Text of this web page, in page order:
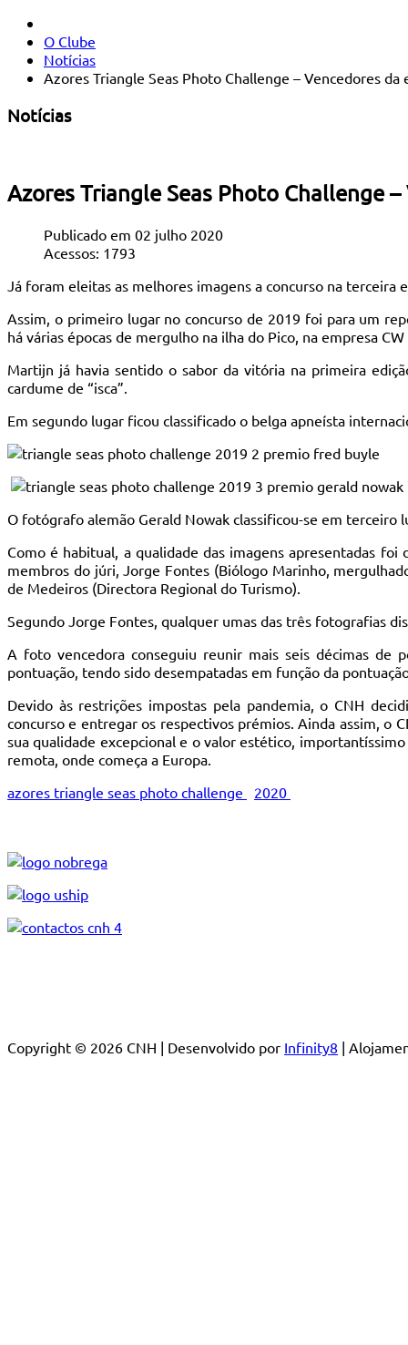
O Clube
Notícias
Azores Triangle Seas Photo Challenge – Vencedores da
Notícias
Azores Triangle Seas Photo Challenge
Publicado em 02 julho 2020
Acessos: 1793
Já foram eleitas as melhores imagens a concurso na terceira
Assim, o primeiro lugar no concurso de 2019 foi para um
há várias épocas de mergulho na ilha do Pico, na empresa
Martijn já havia sentido o sabor da vitória na primeira
cardume de “isca”.
Em segundo lugar ficou classificado o belga apneísta
O fotógrafo alemão Gerald Nowak classificou-se em terceiro
Como é habitual, a qualidade das imagens apresentadas
membros do júri, Jorge Fontes (Biólogo Marinho,
de Medeiros (Directora Regional do Turismo).
Segundo Jorge Fontes, qualquer umas das três fotografias
A foto vencedora conseguiu reunir mais seis décimas de
pontuação, tendo sido desempatadas em função da
Devido às restrições impostas pela pandemia, o CNH
concurso e entregar os respectivos prémios. Ainda assim, o
sua qualidade excepcional e o valor estético,
remota, onde começa a Europa.
azores triangle seas photo challenge
2020
Copyright © 2026 CNH | Desenvolvido por Infinity8 |